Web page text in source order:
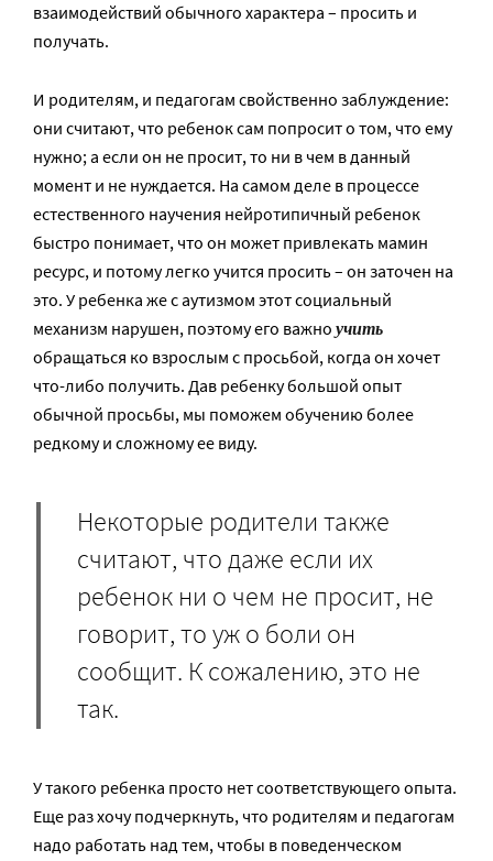
взаимодействий обычного характера – просить и
получать.
И родителям, и педагогам свойственно заблуждение:
они считают, что ребенок сам попросит о том, что ему
нужно; а если он не просит, то ни в чем в данный
момент и не нуждается. На самом деле в процессе
естественного научения нейротипичный ребенок
быстро понимает, что он может привлекать мамин
ресурс, и потому легко учится просить – он заточен на
это. У ребенка же с аутизмом этот социальный
механизм нарушен, поэтому его важно учить
обращаться ко взрослым с просьбой, когда он хочет
что-либо получить. Дав ребенку большой опыт
обычной просьбы, мы поможем обучению более
редкому и сложному ее виду.
Некоторые родители также
считают, что даже если их
ребенок ни о чем не просит, не
говорит, то уж о боли он
сообщит. К сожалению, это не
так.
У такого ребенка просто нет соответствующего опыта.
Еще раз хочу подчеркнуть, что родителям и педагогам
надо работать над тем, чтобы в поведенческом